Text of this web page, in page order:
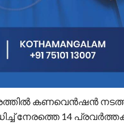
കണവെൻഷൻ
നേരത്തെ 14